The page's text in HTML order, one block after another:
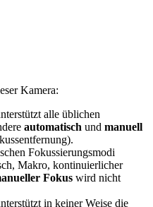
Kamera:
alle üblichen
automatisch und manuell
Fokussierungsmodi
Makro, kontinuierlicher
Fokus wird nicht
in keiner Weise die